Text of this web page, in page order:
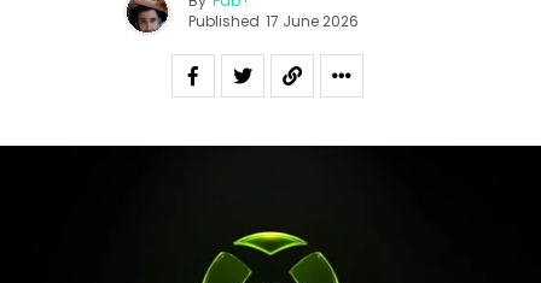
Published 17 June 2026